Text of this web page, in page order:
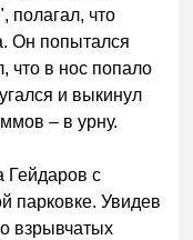
полагал, что
Он попытался
что в нос попало
и выкинул
– в урну.
Гейдаров с
парковке. Увидев
взрывчатых